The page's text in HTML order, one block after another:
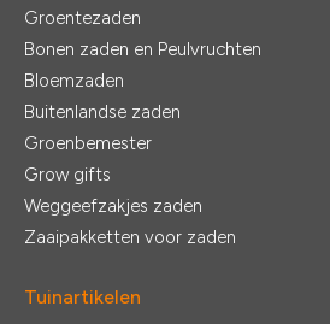
Groentezaden
Bonen zaden en Peulvruchten
Bloemzaden
Buitenlandse zaden
Groenbemester
Grow gifts
Weggeefzakjes zaden
Zaaipakketten voor zaden
Tuinartikelen